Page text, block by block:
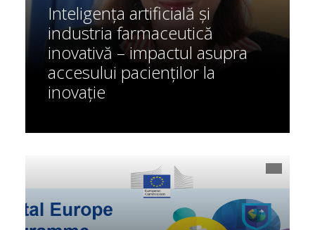
Inteligența artificială și
industria farmaceutică
inovativă – impactul asupra
accesului pacienților la
inovație